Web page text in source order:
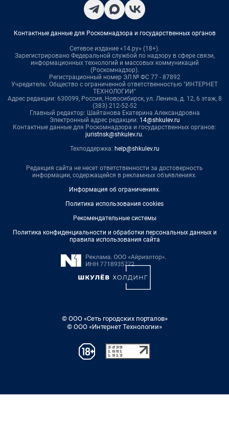
Контактные данные для Роскомнадзора и государственных органов
Сетевое издание «14.ру» (18+).
Зарегистрировано Федеральной службой по надзору в сфере связи,
информационных технологий и массовых коммуникаций
(Роскомнадзор).
Регистрационный номер ЭЛ № ФС 77 - 87892
Учредитель: Общество с ограниченной ответственностью "ИНТЕРНЕТ
ТЕХНОЛОГИИ"
Адрес редакции: 630099, Россия, Новосибирск, ул. Ленина, д. 12, 6 этаж, 8
(383) 212-52-52
Главный редактор: Шайтанова Екатерина Александровна
Электронный адрес редакции: 14@shkulev.ru
Контактные данные для Роскомнадзора и государственных органов:
juristnsk@shkulev.ru.
Техподдержка: help@shkulev.ru
Редакция сайта не несет ответственности за достоверность
информации, содержащейся в рекламных объявлениях.
Информация об ограничениях.
Политика использования cookies
Рекомендательные системы
Политика конфиденциальности и обработки персональных данных и
правила использования сайта
© ООО «Сеть городских порталов»
© ООО «Интернет Технологии»